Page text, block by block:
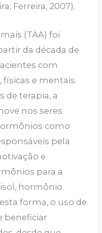
Ferreira, 2007).
(TAA) foi
da década de
com
e mentais.
de terapia, a
nos seres
como
​​pela
e
para a
hormônio
forma, o uso de
beneficiar